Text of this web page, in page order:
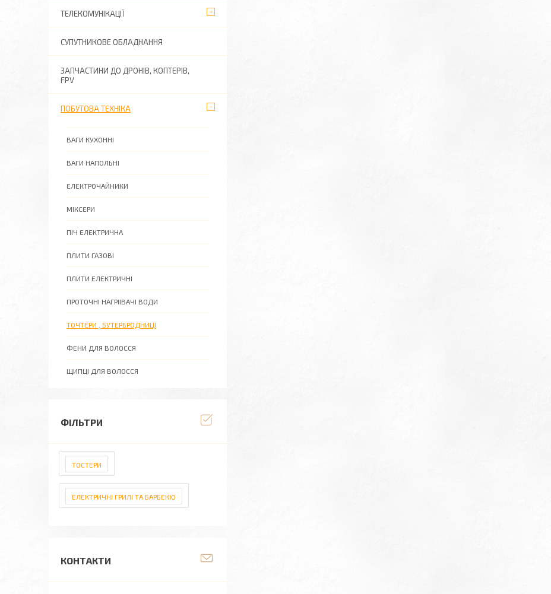
ТЕЛЕКОМУНІКАЦІЇ
СУПУТНИКОВЕ ОБЛАДНАННЯ
ЗАПЧАСТИНИ ДО ДРОНІВ, КОПТЕРІВ,
FPV
ПОБУТОВА ТЕХНІКА
ВАГИ КУХОННІ
ВАГИ НАПОЛЬНІ
ЕЛЕКТРОЧАЙНИКИ
МІКСЕРИ
ПІЧ ЕЛЕКТРИЧНА
ПЛИТИ ГАЗОВІ
ПЛИТИ ЕЛЕКТРИЧНІ
ПРОТОЧНІ НАГРІІВАЧІ ВОДИ
ТОЧТЕРИ , БУТЕРБРОДНИЦІ
ФЕНИ ДЛЯ ВОЛОССЯ
ЩИПЦІ ДЛЯ ВОЛОССЯ
ФІЛЬТРИ
ТОСТЕРИ
ЕЛЕКТРИЧНІ ГРИЛІ ТА БАРБЕКЮ
КОНТАКТИ